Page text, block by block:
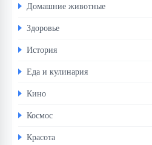
Домашние животные
Здоровье
История
Еда и кулинария
Кино
Космос
Красота